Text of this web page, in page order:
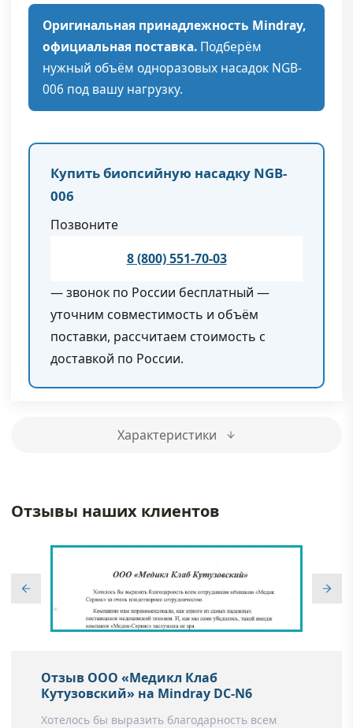
Оригинальная принадлежность Mindray,
официальная поставка. Подберём
нужный объём одноразовых насадок NGB-
006 под вашу нагрузку.
Купить биопсийную насадку NGB-
006
Позвоните
8 (800) 551-70-03
— звонок по России бесплатный —
уточним совместимость и объём
поставки, рассчитаем стоимость с
доставкой по России.
Характеристики
Отзывы наших клиентов
Отзыв ООО «Медикл Клаб
Кутузовский» на Mindray DC-N6
Хотелось бы выразить благодарность всем